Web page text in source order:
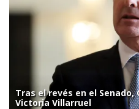
Tras el revés en el
Victoria Villarruel